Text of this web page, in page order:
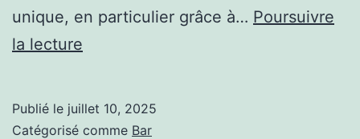
unique, en particulier grâce à… Poursuivre
la lecture
des
Publié le juillet 10, 2025
Catégorisé comme Bar